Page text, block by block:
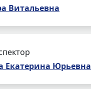
Витальевна
Екатерина Юрьевна